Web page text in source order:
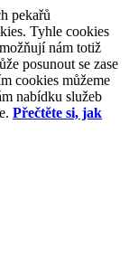
pekařů
Tyhle cookies
nám totiž
posunout se zase
cookies můžeme
nabídku služeb
Přečtěte si, jak